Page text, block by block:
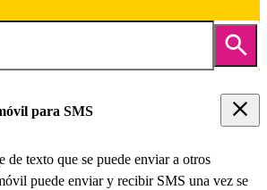
para SMS
de texto que se puede enviar a otros
puede enviar y recibir SMS una vez se